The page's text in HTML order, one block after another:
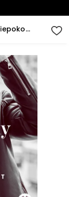
Niegrzeczna kolekcja. Tom 3. Niepokorny gracz. Niegrzeczna kolekcja. Tom 3 (plik audio)